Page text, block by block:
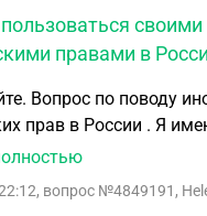
правами в
Вопрос по поводу
прав в России . Я
Германии и России.
паспорта нет.
, вопрос №4849191,